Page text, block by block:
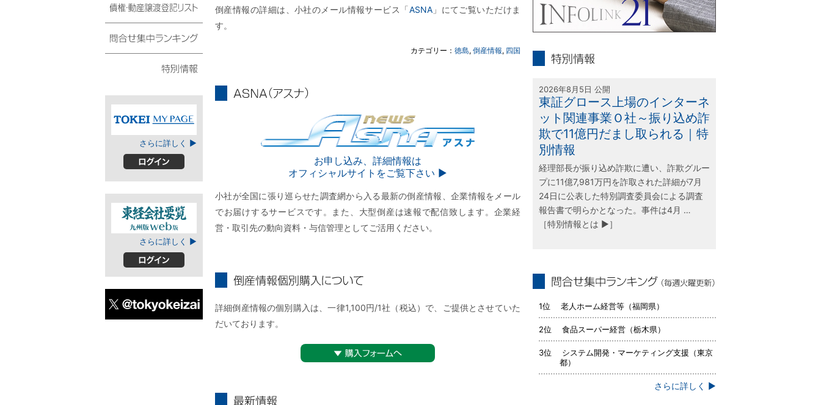
倒産情報の詳細は、小社のメール情報サービス「ASNA」にてご覧いただけま
す。
カテゴリー： 徳島, 倒産情報, 四国
お申し込み、詳細情報は
オフィシャルサイトをご覧下さい ▶︎
小社が全国に張り巡らせた調査網から入る最新の倒産情報、企業情報をメール
でお届けするサービスです。また、大型倒産は速報で配信致します。企業経
営・取引先の動向資料・与信管理としてご活用ください。
詳細倒産情報の個別購入は、一律1,100円/1社（税込）で、ご提供とさせていた
だいております。
スト
TOKEIマイページ
さらに詳しく ▶
東経会社要覧web
さらに詳しく ▶
ログイン
2026年8月5日 公開
東証グロース上場のインターネ
ット関連事業Ｏ社～振り込め詐
欺で11億円だまし取られる｜特
別情報
経理部長が振り込め詐欺に遭い、詐欺グルー
プに11億7,981万円を詐取された詳細が7月
24日に公表した特別調査委員会による調査
報告書で明らかとなった。事件は4月 …
［特別情報とは ▶］
1位 老人ホーム経営等（福岡県）
2位 食品スーパー経営（栃木県）
3位 システム開発・マーケティング支援（東京
都）
さらに詳しく ▶